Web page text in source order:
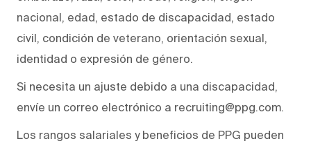
nacional, edad, estado de discapacidad, estado
civil, condición de veterano, orientación sexual,
identidad o expresión de género.
Si necesita un ajuste debido a una discapacidad,
envíe un correo electrónico a recruiting@ppg.com.
Los rangos salariales y beneficios de PPG pueden